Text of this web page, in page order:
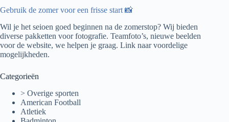
Gebruik de zomer voor een frisse start 📸
Wil je het seioen goed beginnen na de zomerstop? Wij bieden
diverse pakketten voor fotografie. Teamfoto’s, nieuwe beelden
voor de website, we helpen je graag. Link naar voordelige
mogelijkheden.
Categorieën
> Overige sporten
American Football
Atletiek